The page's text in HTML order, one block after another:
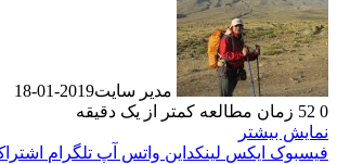
مدیر سایت 2019-01-18
زمان مطالعه کمتر از یک دقیقه
بیشتر
ایکس لینکداین واتس آپ تلگرام اشتراک